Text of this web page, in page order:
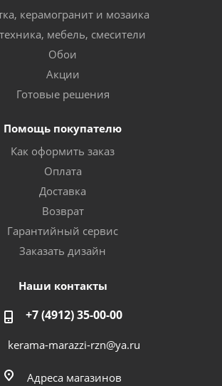
керамогранит и мозаика
мебель, смесители
Обои
Акции
Готовые решения
Помощь покупателю
Как оформить заказ
Оплата
Доставка
Возврат
Гарантийный сервис
Заказать дизайн
Наши контакты
+7 (4912) 35-00-00
kerama-marazzi-rzn@ya.ru
Адреса магазинов